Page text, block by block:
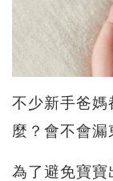
不少新手爸媽
麼？會不會漏
為了避免寶寶